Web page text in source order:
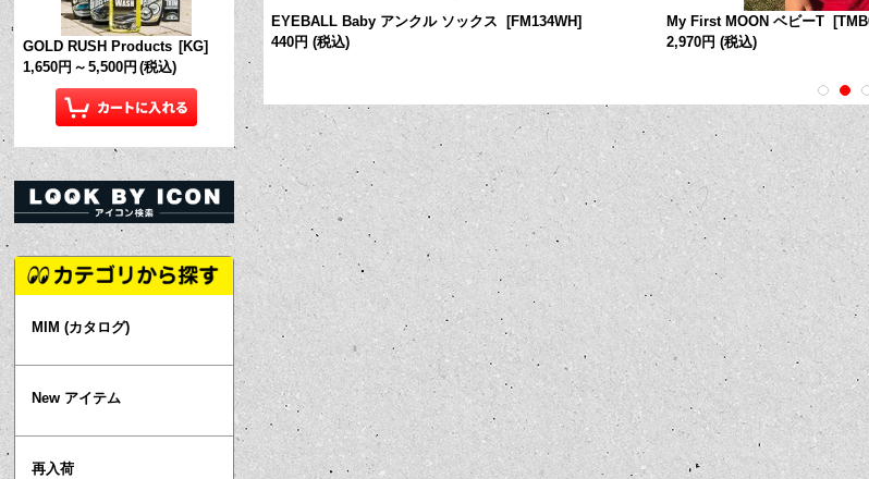
GOLD RUSH Products [KG]
1,650円 ～ 5,500円 (税込)
MIM (カタログ)
New アイテム
再入荷
FM187] EYEBALL Baby アンクル ソックス [FM134WH]
440円 (税込)
My First MOON ベビーT [
2,970円 (税込)